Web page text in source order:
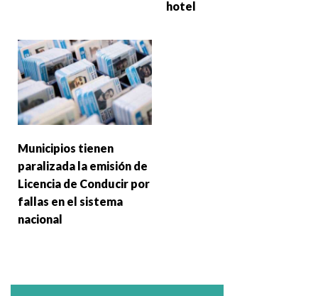
hotel
Municipios tienen
paralizada la emisión de
Licencia de Conducir por
fallas en el sistema
nacional